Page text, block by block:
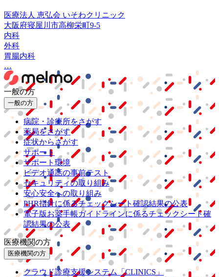
医療法人 恵弘会 いそわクリニック
大阪府寝屋川市高柳栄町9-5
内科
外科
胃腸内科
…
一般の方
一般の方
病院・診療所をさがす
薬局をさがす
症状からさがす
サポート
サポート環境
ビデオ通話の事前テスト
セキュリティの取り組み
安心安全への取り組み
PHR指針に係るチェックシート確認結果の公表
電子版お薬手帳ガイドラインに係るチェックシート確
認結果の公表
医療機関の方
医療機関の方
クラウド診療支援システム
「CLINICS」